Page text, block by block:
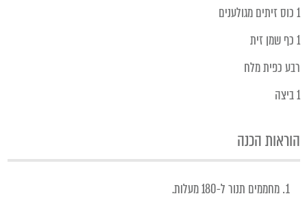
1 כוס זיתים מגולענים
1 כף שמן זית
רבע כפית מלח
1 ביצה
הוראות הכנה
מחממים תנור ל-180 מעלות.